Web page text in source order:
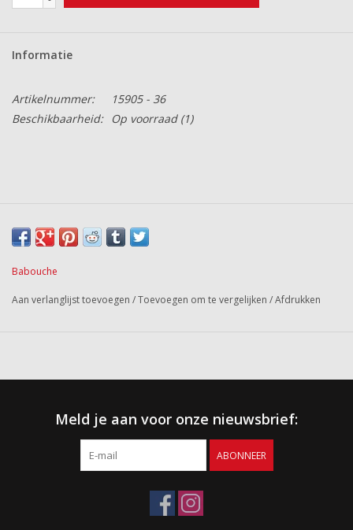
Informatie
Artikelnummer:
15905 - 36
Beschikbaarheid:
Op voorraad(1)
Babouche
Aan verlanglijst toevoegen /Toevoegen om te vergelijken /Afdrukken
Meld je aan voor onze nieuwsbrief:
ABONNEER